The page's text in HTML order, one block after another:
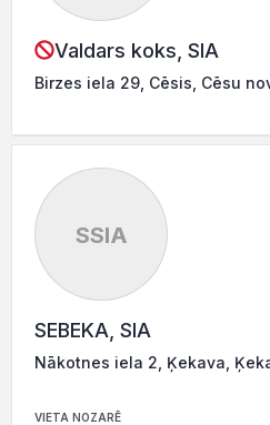
Valdars koks, SIA
Birzes iela 29, Cēsis, Cēsu
SSIA
SEBEKA, SIA
Nākotnes iela 2, Ķekava,
VIETA NOZARĒ